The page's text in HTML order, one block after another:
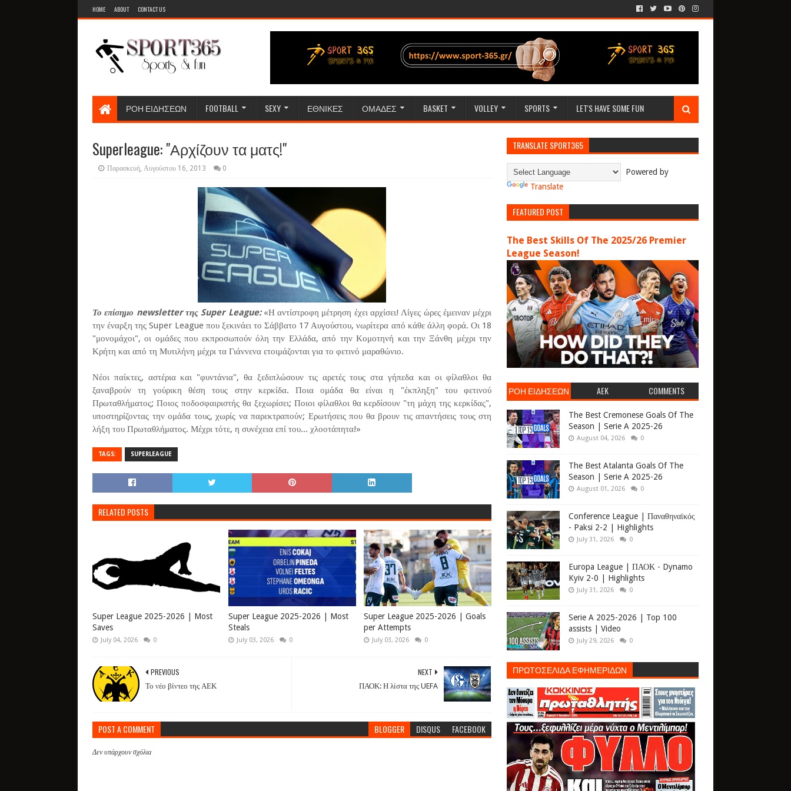
HOME ABOUT CONTACT US
ΡΟΗ ΕΙΔΗΣΕΩΝ FOOTBALL SEXY ΕΘΝΙΚΕΣ ΟΜΑΔΕΣ BASKET VOLLEY SPORTS LET'S HAVE SOME FUN
Superleague: "Αρχίζουν τα ματς!"
Παρασκευή, Αυγούστου 16, 2013 0
Το επίσημο newsletter της Super League:«Η αντίστροφη μέτρηση έχει αρχίσει! Λίγες ώρες έμειναν μέχρι
την έναρξη της Super League που ξεκινάει το Σάββατο 17 Αυγούστου, νωρίτερα από κάθε άλλη φορά. Οι 18
"μονομάχοι", οι ομάδες που εκπροσωπούν όλη την Ελλάδα, από την Κομοτηνή και την Ξάνθη μέχρι την
Κρήτη και από τη Μυτιλήνη μέχρι τα Γιάννενα ετοιμάζονται για το φετινό μαραθώνιο.
Νέοι παίκτες, αστέρια και "φυντάνια", θα ξεδιπλώσουν τις αρετές τους στα γήπεδα και οι φίλαθλοι θα
ξαναβρούν τη γούρικη θέση τους στην κερκίδα. Ποια ομάδα θα είναι η "έκπληξη" του φετινού
Πρωταθλήματος; Ποιος ποδοσφαιριστής θα ξεχωρίσει; Ποιοι φίλαθλοι θα κερδίσουν "τη μάχη της κερκίδας",
υποστηρίζοντας την ομάδα τους, χωρίς να παρεκτραπούν; Ερωτήσεις που θα βρουν τις απαντήσεις τους στη
λήξη του Πρωταθλήματος. Μέχρι τότε, η συνέχεια επί του... χλοοτάπητα!»
TAGS: SUPERLEAGUE
RELATED POSTS
Super League 2025-2026 | Most
Saves
July 04, 2026 0
Super League 2025-2026 | Most
Steals
July 03, 2026 0
Super League 2025-2026 | Goals
per Attempts
July 03, 2026 0
NEXT
ΠΑΟΚ: Η λίστα της UEFA
PREVIOUS
Το νέο βίντεο της ΑΕΚ
POST A COMMENT BLOGGER DISQUS FACEBOOK
Δεν υπάρχουν σχόλια
TRANSLATE SPORT365
Powered by
Translate
FEATURED POST
The Best Skills Of The 2025/26 Premier
League Season!
ΡΟΗ ΕΙΔΗΣΕΩΝ AEK COMMENTS
The Best Cremonese Goals Of The
Season | Serie A 2025-26
August 04, 2026 0
The Best Atalanta Goals Of The
Season | Serie A 2025-26
August 01, 2026 0
Conference League | Παναθηναϊκός
- Paksi 2-2 | Highlights
July 31, 2026 0
Europa League | ΠΑΟΚ - Dynamo
Kyiv 2-0 | Highlights
July 31, 2026 0
Serie A 2025-2026 | Top 100
assists | Video
July 29, 2026 0
ΠΡΩΤΟΣΕΛΙΔΑ ΕΦΗΜΕΡΙΔΩΝ